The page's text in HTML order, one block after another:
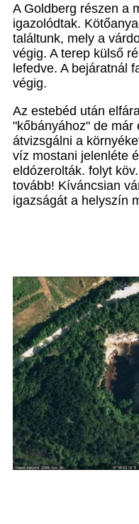
A Goldberg részen a
igazolódtak.
találtunk, mely a
végig. A terep külső
lefedve. A bejáratnál
végig.
Az estebéd után
"kőbányához" de
átvizsgálni a
víz mostani jelenléte
eldózerolták. folyt
tovább! Kíváncsian
igazságát a helyszín